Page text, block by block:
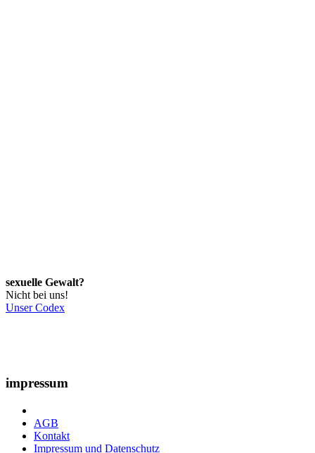
sexuelle Gewalt?
Nicht bei uns!
Unser Codex
impressum
AGB
Kontakt
Impressum und Datenschutz